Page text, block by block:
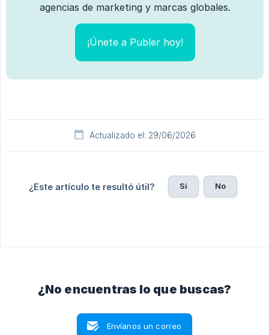
agencias de marketing y marcas globales.
¡Únete a Publer hoy!
Actualizado el: 29/06/2026
¿Este artículo te resultó útil? Sí No
¿No encuentras lo que buscas?
Envíanos un correo